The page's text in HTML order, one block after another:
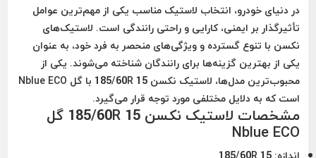
در دنیای خودرو، انتخاب لاستیک مناسب یکی از مهم‌ترین عوامل
تأثیرگذار بر ایمنی، کارایی و راحتی رانندگی است. لاستیک‌های
نکسن با تنوع گسترده و ویژگی‌های منحصر به فرد خود، به عنوان
یکی از بهترین گزینه‌ها برای رانندگان شناخته می‌شوند. یکی از
محبوب‌ترین مدل‌ها، لاستیک نکسن 185/60R 15 با گل Nblue ECO
است که به دلایل مختلفی مورد توجه قرار می‌گیرد.
مشخصات لاستیک نکسن 185/60R 15 گل
Nblue ECO